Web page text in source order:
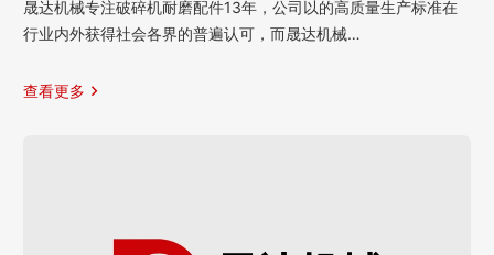
晟达机械专注破碎机耐磨配件13年，公司以的高质量生产标准在
行业内外获得社会各界的普遍认可，而晟达机械…
查看更多